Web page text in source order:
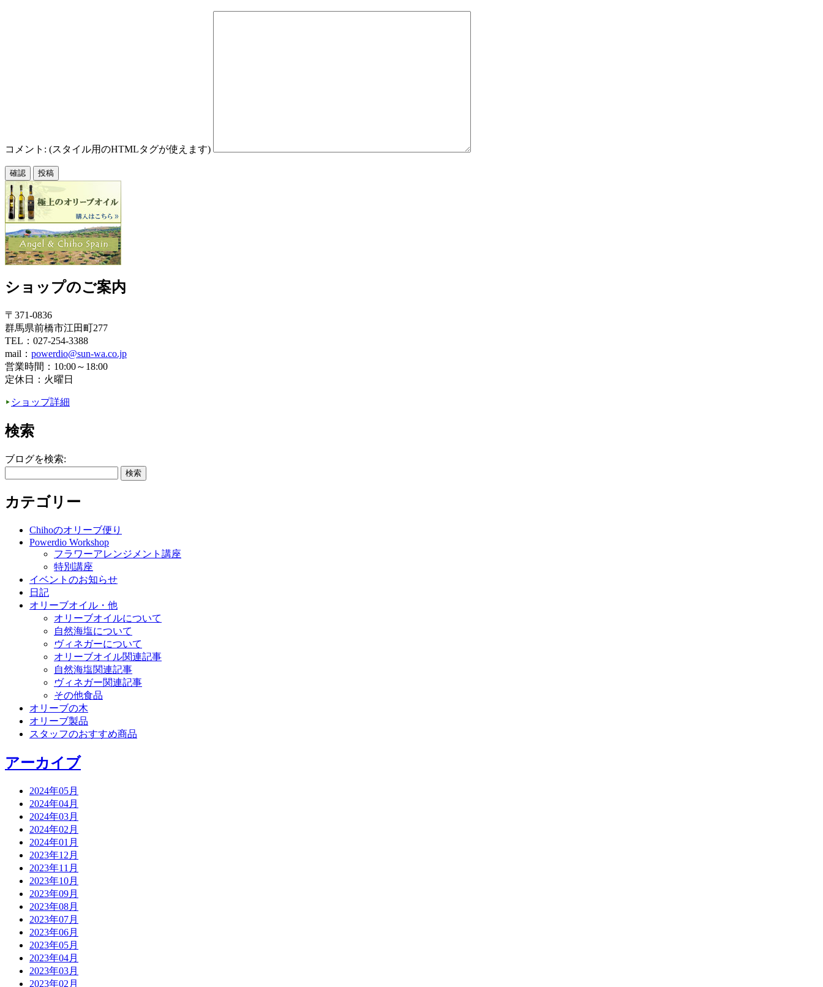
コメント: (スタイル用のHTMLタグが使えます)
ショップのご案内
〒371-0836
群馬県前橋市江田町277
TEL：027-254-3388
mail： powerdio@sun-wa.co.jp
営業時間：10:00～18:00
定休日：火曜日
ショップ詳細
検索
ブログを検索:
カテゴリー
Chihoのオリーブ便り
Powerdio Workshop
フラワーアレンジメント講座
特別講座
イベントのお知らせ
日記
オリーブオイル・他
オリーブオイルについて
自然海塩について
ヴィネガーについて
オリーブオイル関連記事
自然海塩関連記事
ヴィネガー関連記事
その他食品
オリーブの木
オリーブ製品
スタッフのおすすめ商品
アーカイブ
2024年05月
2024年04月
2024年03月
2024年02月
2024年01月
2023年12月
2023年11月
2023年10月
2023年09月
2023年08月
2023年07月
2023年06月
2023年05月
2023年04月
2023年03月
2023年02月